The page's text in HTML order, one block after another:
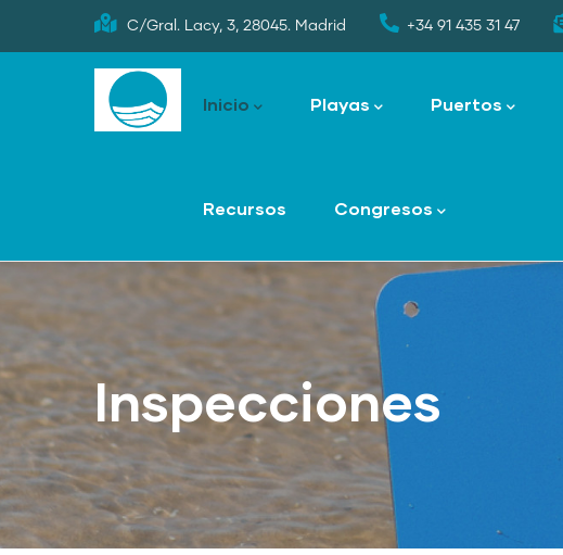
to
C/Gral. Lacy, 3, 28045. Madrid +34 91 435 31 47
navigation
Inicio Playas Puertos
Recursos Congresos
Inspecciones